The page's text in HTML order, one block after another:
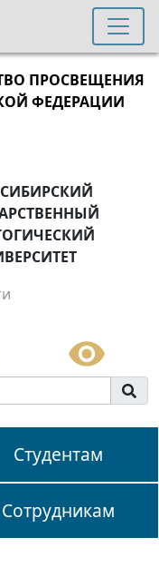
ПРОСВЕЩЕНИЯ
ФЕДЕРАЦИИ
Студентам
Сотрудникам